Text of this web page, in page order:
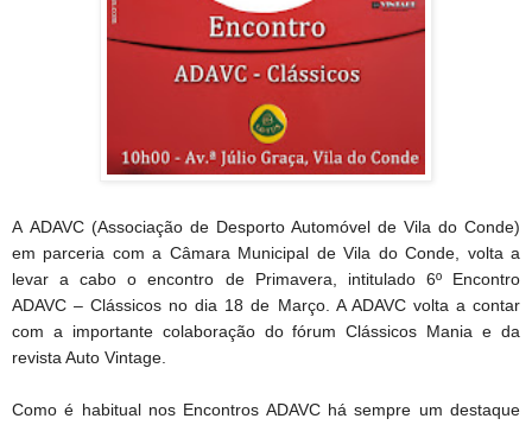
A ADAVC (Associação de Desporto Automóvel de Vila do Conde)
em parceria com a Câmara Municipal de Vila do Conde, volta a
levar a cabo o encontro de Primavera, intitulado 6º Encontro
ADAVC – Clássicos no dia 18 de Março. A ADAVC volta a contar
com a importante colaboração do fórum Clássicos Mania e da
revista Auto Vintage.
Como é habitual nos Encontros ADAVC há sempre um destaque